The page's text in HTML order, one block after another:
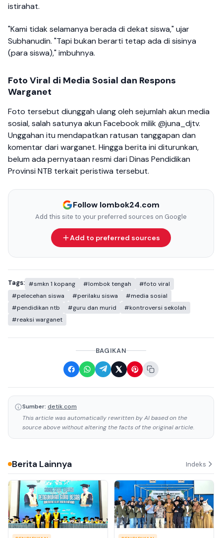
istirahat.
"Kami tidak selamanya berada di dekat siswa," ujar
Subhanudin. "Tapi bukan berarti tetap ada di sisinya
(para siswa)," imbuhnya.
Foto Viral di Media Sosial dan Respons
Warganet
Foto tersebut diunggah ulang oleh sejumlah akun media
sosial, salah satunya akun Facebook milik @juna_djtv.
Unggahan itu mendapatkan ratusan tanggapan dan
komentar dari warganet. Hingga berita ini diturunkan,
belum ada pernyataan resmi dari Dinas Pendidikan
Provinsi NTB terkait peristiwa tersebut.
Follow lombok24.com
Add this site to your preferred sources on Google
Add to preferred sources
Tags: #smkn 1 kopang #lombok tengah
#foto viral
#pelecehan siswa
#perilaku siswa
#media sosial
#pendidikan ntb
#guru dan murid
#kontroversi sekolah
#reaksi warganet
BAGIKAN
Sumber: detik.com
This article was automatically rewritten by AI based on the
source above without altering the facts of the original article.
Berita Lainnya Indeks